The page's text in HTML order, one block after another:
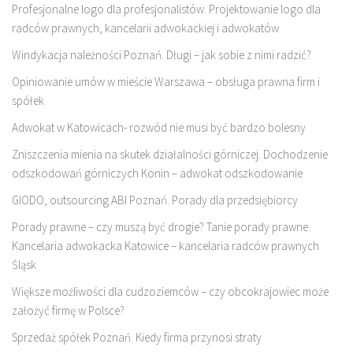
Profesjonalne logo dla profesjonalistów. Projektowanie logo dla
radców prawnych, kancelarii adwokackiej i adwokatów
Windykacja należności Poznań. Długi – jak sobie z nimi radzić?
Opiniowanie umów w mieście Warszawa – obsługa prawna firm i
spółek
Adwokat w Katowicach- rozwód nie musi być bardzo bolesny
Zniszczenia mienia na skutek działalności górniczej. Dochodzenie
odszkodowań górniczych Konin – adwokat odszkodowanie
GIODO, outsourcing ABI Poznań. Porady dla przedsiębiorcy
Porady prawne – czy muszą być drogie? Tanie porady prawne.
Kancelaria adwokacka Katowice – kancelaria radców prawnych
Śląsk
Większe możliwości dla cudzoziemców – czy obcokrajowiec może
założyć firmę w Polsce?
Sprzedaż spółek Poznań. Kiedy firma przynosi straty